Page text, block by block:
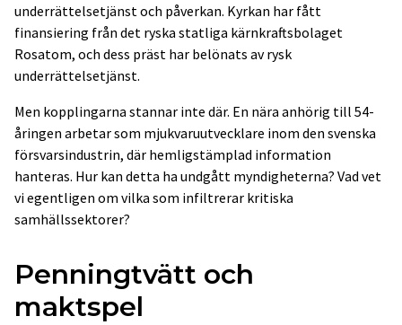
underrättelsetjänst och påverkan. Kyrkan har fått
finansiering från det ryska statliga kärnkraftsbolaget
Rosatom, och dess präst har belönats av rysk
underrättelsetjänst.
Men kopplingarna stannar inte där. En nära anhörig till 54-
åringen arbetar som mjukvaruutvecklare inom den svenska
försvarsindustrin, där hemligstämplad information
hanteras. Hur kan detta ha undgått myndigheterna? Vad vet
vi egentligen om vilka som infiltrerar kritiska
samhällssektorer?
Penningtvätt och
maktspel